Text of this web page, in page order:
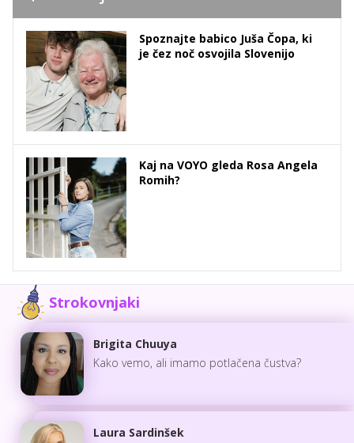
Spoznajte babico Juša Čopa, ki
je čez noč osvojila Slovenijo
Kaj na VOYO gleda Rosa Angela
Romih?
Strokovnjaki
Brigita Chuuya
Kako vemo, ali imamo potlačena čustva?
Laura Sardinšek